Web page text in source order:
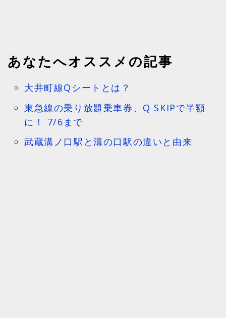
あなたへオススメの記事
大井町線Qシートとは？
東急線の乗り放題乗車券、Q SKIPで半額
に！ 7/6まで
武蔵溝ノ口駅と溝の口駅の違いと由来